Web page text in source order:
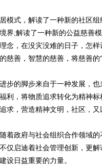
式，解读了一种新的社区组
界;解读了一种新的公益慈善
念，在没灾没难的日子，怎
慈善，智慧的慈善，将慈善的
的脚步来自于一种发展，也
利，将物质追求转化为精神
求，营造精神文明，社区，又
政府与社会组织合作领域的
仅启迪着社会管理创新，更
设日益重要的力量。